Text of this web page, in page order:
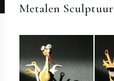
Metalen